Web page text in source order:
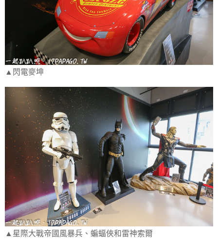
▲閃電麥坤
▲星際大戰帝國風暴兵、蝙蝠俠和雷神索爾